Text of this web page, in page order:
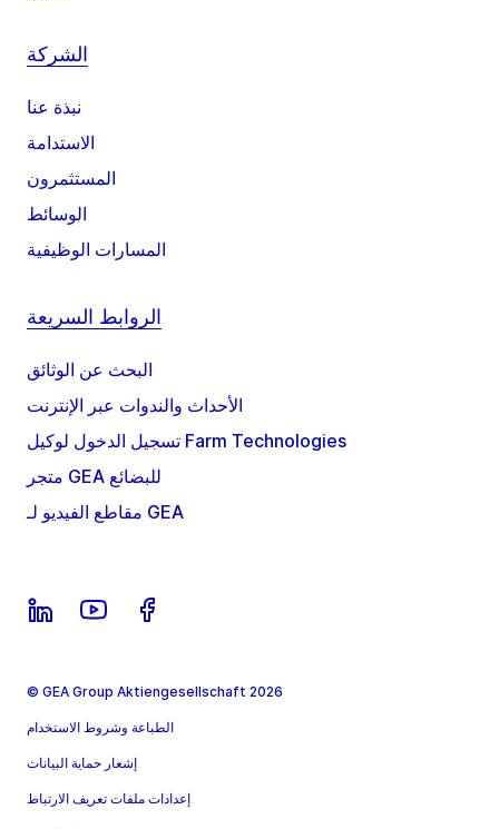
الشركة
نبذة عنا
الاستدامة
المستثمرون
الوسائط
المسارات الوظيفية
الروابط السريعة
البحث عن الوثائق
الأحداث والندوات عبر الإنترنت
تسجيل الدخول لوكيل Farm Technologies
متجر GEA للبضائع
مقاطع الفيديو لـ GEA
© GEA Group Aktiengesellschaft 2026
الطباعة وشروط الاستخدام
إشعار حماية البيانات
إعدادات ملفات تعريف الارتباط